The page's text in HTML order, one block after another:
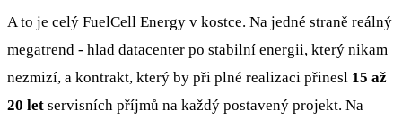
A to je celý FuelCell Energy v kostce. Na jedné straně reálný
megatrend - hlad datacenter po stabilní energii, který nikam
nezmizí, a kontrakt, který by při plné realizaci přinesl 15 až
20 let servisních příjmů na každý postavený projekt. Na